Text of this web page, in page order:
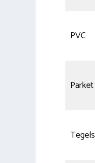
PVC
Parket
Tegels